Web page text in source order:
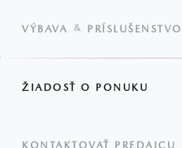
VÝBAVA & PRÍSLUŠENSTVO
ŽIADOSŤ O PONUKU
KONTAKTOVAŤ PREDAJCU